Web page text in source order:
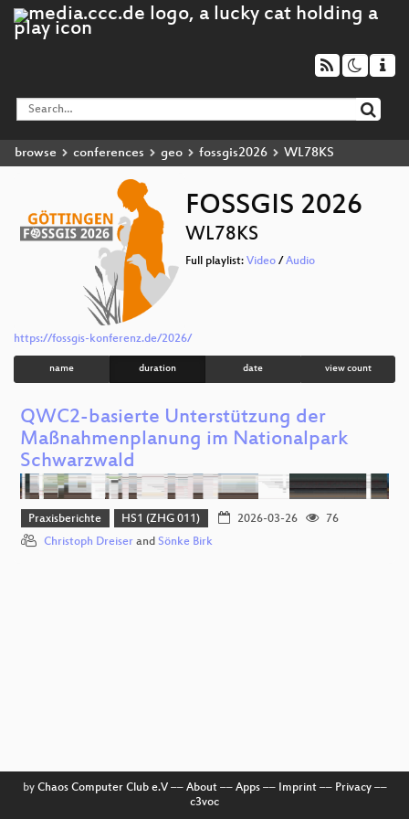
browse conferences geo fossgis2026 WL78KS
FOSSGIS 2026
WL78KS
Full playlist: Video/ Audio
https://fossgis-konferenz.de/2026/
name duration date view count
QWC2-basierte Unterstützung der
Maßnahmenplanung im Nationalpark
Schwarzwald
Praxisberichte HS1 (ZHG 011) 2026-03-26
76
Christoph Dreiser and Sönke Birk
by Chaos Computer Club e.V–– About–– Apps–– Imprint–– Privacy––
c3voc